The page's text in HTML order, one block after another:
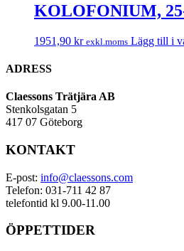
KOLOFONIUM,
1951,90 kr exkl.moms Lägg till i
ADRESS
Claessons Trätjära AB
Stenkolsgatan 5
417 07 Göteborg
KONTAKT
E-post: info@claessons.com
Telefon: 031-711 42 87
telefontid kl 9.00-11.00
ÖPPETTIDER